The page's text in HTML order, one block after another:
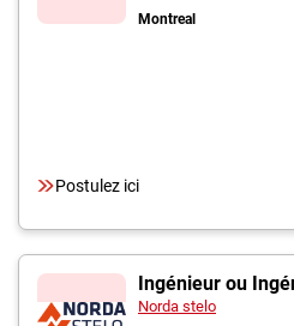
Montreal
Postulez ici
Ingénieur ou
Norda stelo